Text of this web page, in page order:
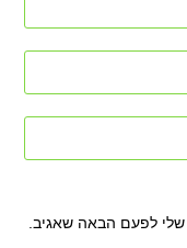
לפעם הבאה שאגיב.